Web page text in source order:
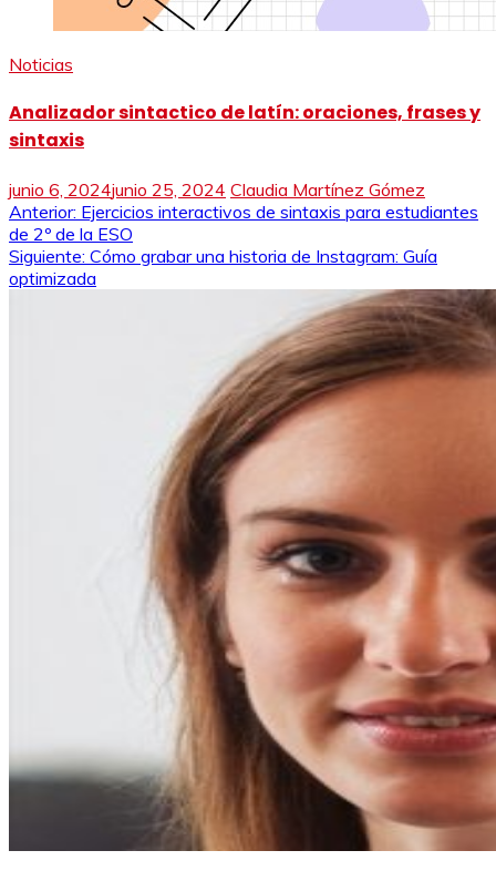
Noticias
Analizador sintactico de latín: oraciones, frases y
sintaxis
junio 6, 2024junio 25, 2024 Claudia Martínez Gómez
Navegación
de
entradas
Anterior: Ejercicios interactivos de sintaxis para estudiantes
de 2º de la ESO
Siguiente: Cómo grabar una historia de Instagram: Guía
optimizada